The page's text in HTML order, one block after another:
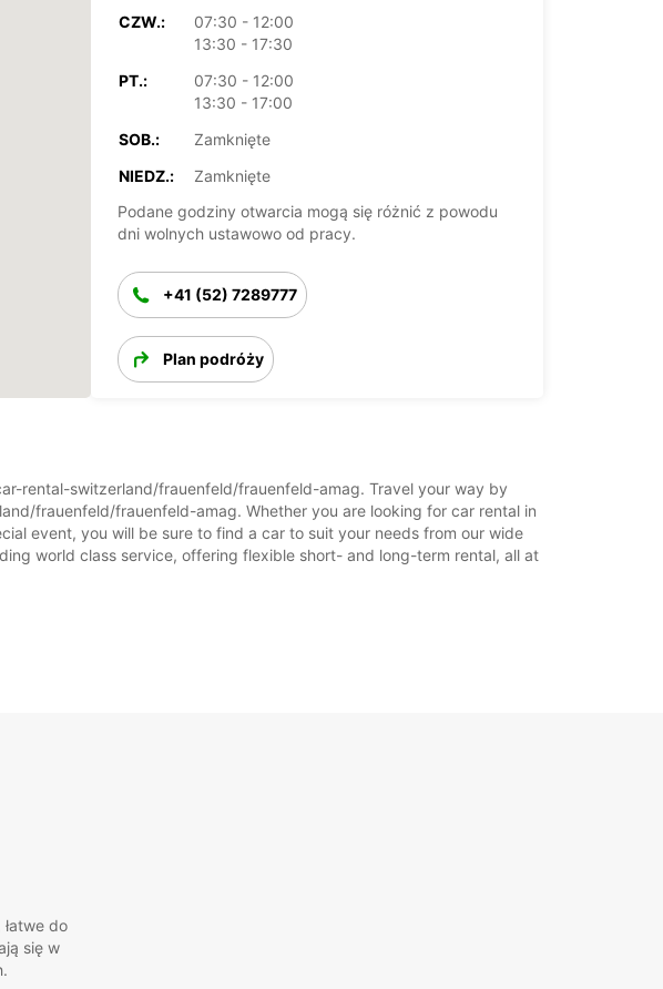
CZW.:
07:30 - 12:00
13:30 - 17:30
PT.:
07:30 - 12:00
13:30 - 17:00
SOB.:
Zamknięte
NIEDZ.:
Zamknięte
Podane godziny otwarcia mogą się różnić z powodu
dni wolnych ustawowo od pracy.
+41 (52) 7289777
Plan podróży
rental-switzerland/frauenfeld/frauenfeld-amag. Travel your way by
frauenfeld/frauenfeld-amag. Whether you are looking for car rental in
event, you will be sure to find a car to suit your needs from our wide
world class service, offering flexible short- and long-term rental, all at
do
się w